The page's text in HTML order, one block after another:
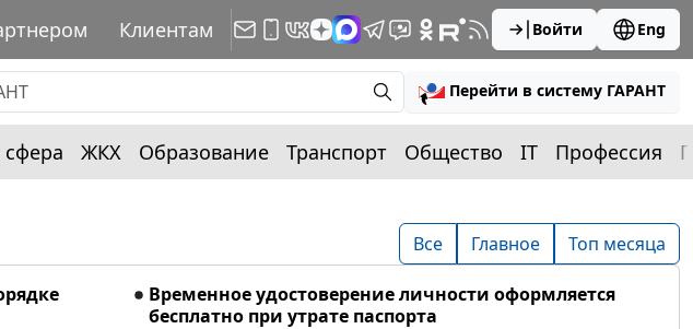
Клиентам Войти Eng
Перейти в систему ГАРАНТ
ЖКХ Образование Транспорт Общество IT Профессия
Все Главное Топ месяца
Временное удостоверение личности оформляется
бесплатно при утрате паспорта